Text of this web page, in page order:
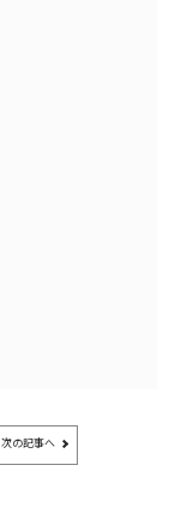
次の記事へ